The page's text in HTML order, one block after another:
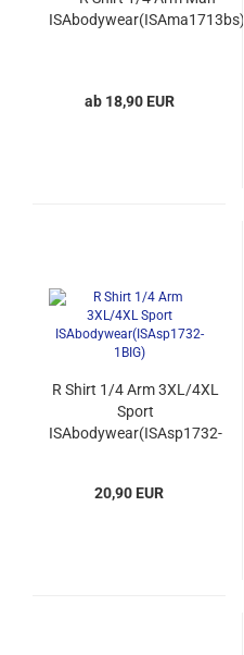
ISAbodywear(ISAma1713bs)
ab 18,90 EUR
R Shirt 1/4 Arm 3XL/4XL
Sport
ISAbodywear(ISAsp1732-
20,90 EUR